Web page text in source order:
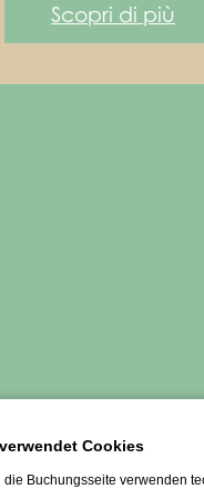
Scopri di più
Cookies
die Buchungsseite verwenden